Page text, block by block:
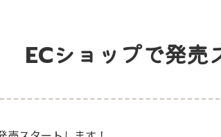
ECショップで発売